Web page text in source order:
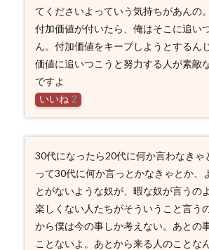
てくださいよっていう気持ちがあんの
付加価値が付いたら、俺はそこに追い
ん。付加価値をキープしようとするん
価値に追いつこうと努力する人が素敵
ですよ
いいね 2
30代になったら20代に何か言わなきゃ
って30代に何か言っとかなきゃとか、
とがないような奴が、暇な奴が言うの
楽しくない人たちがそういうこと言う
から僕は今の事しか考えない。あとの
ことないよ。あとから来る人のことな